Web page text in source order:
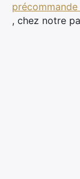
, chez notre